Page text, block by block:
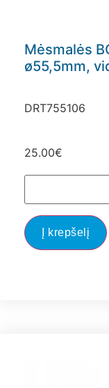
Mėsmalės
ø55,5mm,
DRT755106
25.00€
Į krepšelį